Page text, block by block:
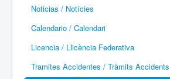
Parapente / Parapent
Ultraligeros / Ultralleugers
Vuelo Con Motor / Vol Amb Motor
Noticias / Notícies
Calendario / Calendari
Licencia / Llicència Federativa
Tramites Accidentes / Tràmits Accidents